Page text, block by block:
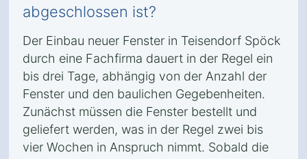
abgeschlossen ist?
Der Einbau neuer Fenster in Teisendorf Spöck
durch eine Fachfirma dauert in der Regel ein
bis drei Tage, abhängig von der Anzahl der
Fenster und den baulichen Gegebenheiten.
Zunächst müssen die Fenster bestellt und
geliefert werden, was in der Regel zwei bis
vier Wochen in Anspruch nimmt. Sobald die